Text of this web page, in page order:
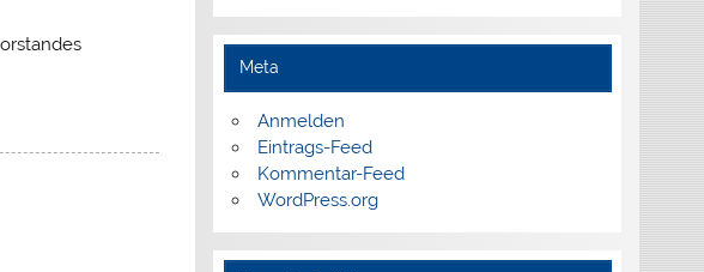
Meta
Anmelden
Eintrags-Feed
Kommentar-Feed
WordPress.org